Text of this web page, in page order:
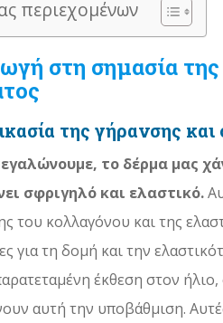
περιεχομένων
στη σημασία
της γήρανσης
το δέρμα μας
σφριγηλό και ελαστικό.
του κολλαγόνου και της
για τη δομή και την
έκθεση στον ήλιο,
αυτή την υποβάθμιση.